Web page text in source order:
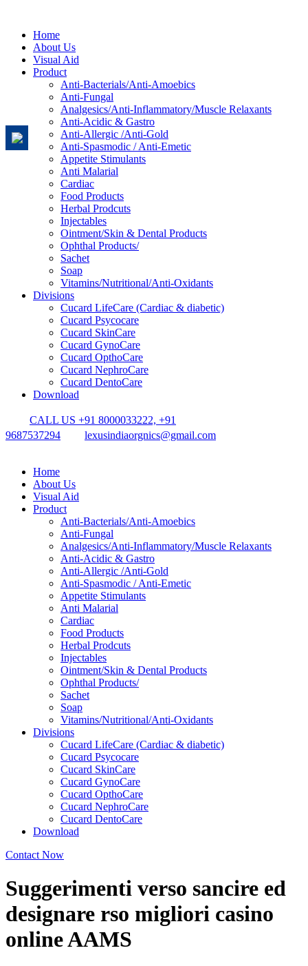
Home
About Us
Visual Aid
Product
Anti-Bacterials/Anti-Amoebics
Anti-Fungal
Analgesics/Anti-Inflammatory/Muscle Relaxants
Anti-Acidic & Gastro
Anti-Allergic /Anti-Gold
Anti-Spasmodic / Anti-Emetic
Appetite Stimulants
Anti Malarial
Cardiac
Food Products
Herbal Prodcuts
Injectables
Ointment/Skin & Dental Products
Ophthal Products/
Sachet
Soap
Vitamins/Nutritional/Anti-Oxidants
Divisions
Cucard LifeCare (Cardiac & diabetic)
Cucard Psycocare
Cucard SkinCare
Cucard GynoCare
Cucard OpthoCare
Cucard NephroCare
Cucard DentoCare
Download
CALL US +91 8000033222, +91
9687537294
lexusindiaorgnics@gmail.com
Home
About Us
Visual Aid
Product
Anti-Bacterials/Anti-Amoebics
Anti-Fungal
Analgesics/Anti-Inflammatory/Muscle Relaxants
Anti-Acidic & Gastro
Anti-Allergic /Anti-Gold
Anti-Spasmodic / Anti-Emetic
Appetite Stimulants
Anti Malarial
Cardiac
Food Products
Herbal Prodcuts
Injectables
Ointment/Skin & Dental Products
Ophthal Products/
Sachet
Soap
Vitamins/Nutritional/Anti-Oxidants
Divisions
Cucard LifeCare (Cardiac & diabetic)
Cucard Psycocare
Cucard SkinCare
Cucard GynoCare
Cucard OpthoCare
Cucard NephroCare
Cucard DentoCare
Download
Contact Now
Suggerimenti verso sancire ed
designare rso migliori casino
online AAMS